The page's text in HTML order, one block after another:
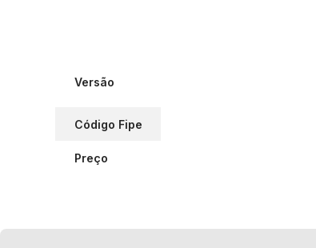
Versão
Código Fipe
Preço